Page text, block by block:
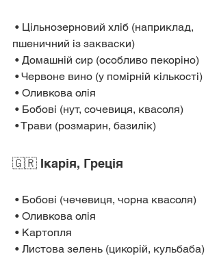
пшеничний із закваски)
• Домашній сир (особливо пекоріно)
• Червоне вино (у помірній кількості)
• Оливкова олія
• Бобові (нут, сочевиця, квасоля)
• Трави (розмарин, базилік)
🇬🇷 Ікарія, Греція
• Бобові (чечевиця, чорна квасоля)
• Оливкова олія
• Картопля
• Листова зелень (цикорій, кульбаба)